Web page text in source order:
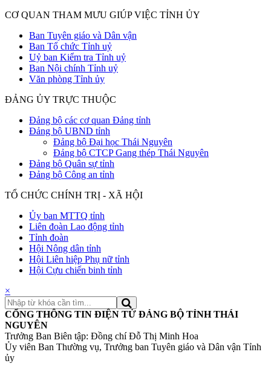
CƠ QUAN THAM MƯU GIÚP VIỆC TỈNH ỦY
Ban Tuyên giáo và Dân vận
Ban Tổ chức Tỉnh uỷ
Uỷ ban Kiểm tra Tỉnh uỷ
Ban Nội chính Tỉnh uỷ
Văn phòng Tỉnh ủy
ĐẢNG ỦY TRỰC THUỘC
Đảng bộ các cơ quan Đảng tỉnh
Đảng bộ UBND tỉnh
Đảng bộ Đại học Thái Nguyên
Đảng bộ CTCP Gang thép Thái Nguyên
Đảng bộ Quân sự tỉnh
Đảng bộ Công an tỉnh
TỔ CHỨC CHÍNH TRỊ - XÃ HỘI
Ủy ban MTTQ tỉnh
Liên đoàn Lao động tỉnh
Tỉnh đoàn
Hội Nông dân tỉnh
Hội Liên hiệp Phụ nữ tỉnh
Hội Cựu chiến binh tỉnh
×
CỔNG THÔNG TIN ĐIỆN TỬ ĐẢNG BỘ TỈNH THÁI
NGUYÊN
Trưởng Ban Biên tập: Đồng chí Đỗ Thị Minh Hoa
Ủy viên Ban Thường vụ, Trưởng ban Tuyên giáo và Dân vận Tỉnh
ủy